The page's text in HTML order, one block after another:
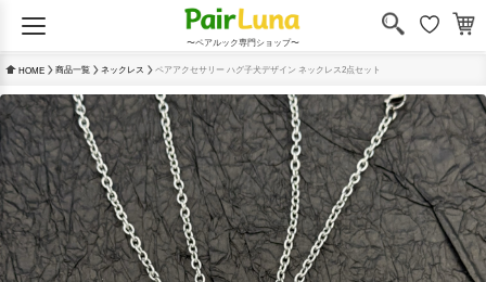
〜ペアルック専門ショップ〜
HOME 商品一覧 ネックレス ペアアクセサリー ハグ子犬デザイン ネックレス2点セット